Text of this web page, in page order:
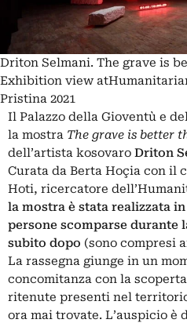
Driton Selmani. The grave is
Exhibition view
Pristina 2021
Il Palazzo della Gioventù e
la mostra The grave is better
dell’artista kosovaro Driton
Curata da Berta Hoçia con il
Hoti, ricercatore
la mostra è stata realizzata
persone scomparse durante
subito dopo (sono compresi
La rassegna giunge in un
concomitanza con la
ritenute presenti nel
ora mai trovate. L’auspicio